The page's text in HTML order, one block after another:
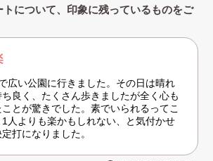
トについて、印象に残っているものをご
広い公園に行きました。その日は晴れ
良く、たくさん歩きましたが全く心も
とが驚きでした。素でいられるってこ
人よりも楽かもしれない、と気付かせ
打になりました。